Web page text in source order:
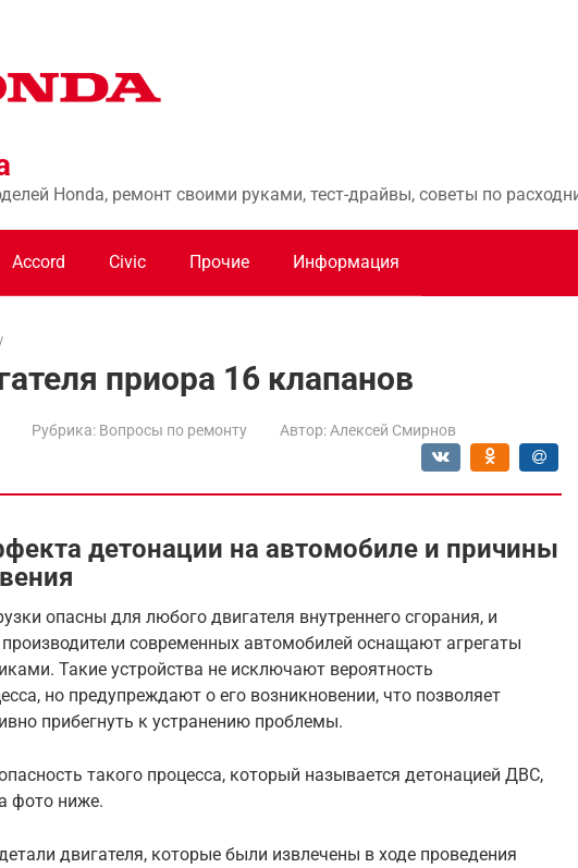
Honda, ремонт своими руками, тест-драйвы, советы по
Accord Civic Прочие Информация
приора 16 клапанов
Рубрика: Вопросы по ремонту Автор: Алексей Смирнов
детонации на автомобиле и причины
опасны для любого двигателя внутреннего сгорания, и
современных автомобилей оснащают агрегаты
Такие устройства не исключают вероятность
но предупреждают о его возникновении, что позволяет
прибегнуть к устранению проблемы.
такого процесса, который называется детонацией ДВС,
фото ниже.
двигателя, которые были извлечены в ходе проведения